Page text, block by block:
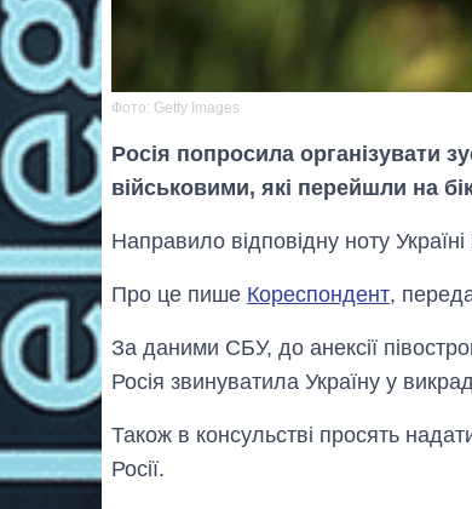
Фото: Getty Images
Росія попросила організувати
військовими, які перейшли на
Направило відповідну ноту
Про це пише Кореспондент,
За даними СБУ, до анексії
Росія звинуватила Україну у
Також в консульстві просять
Росії.